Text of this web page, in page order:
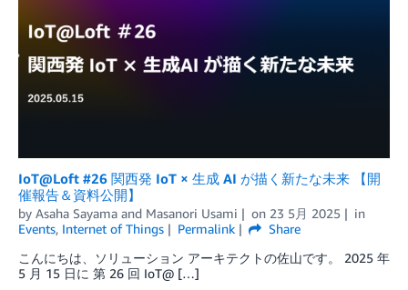
IoT@Loft #26 関西発 IoT × 生成 AI が描く新たな未来 【開
催報告＆資料公開】
by Asaha Sayama and Masanori Usami on 23 5月 2025
in
Events, Internet of Things Permalink
Share
こんにちは、ソリューション アーキテクトの佐山です。 2025 年
5 月 15 日に 第 26 回 IoT@ […]